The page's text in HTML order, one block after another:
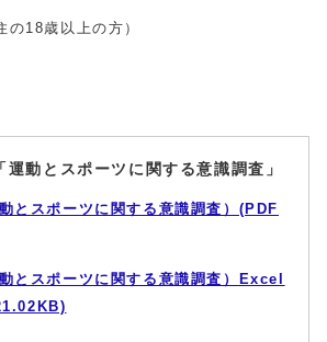
18歳以上の方）
運動とスポーツに関する意識調査」
とスポーツに関する意識調査）(PDF
とスポーツに関する意識調査）Excel